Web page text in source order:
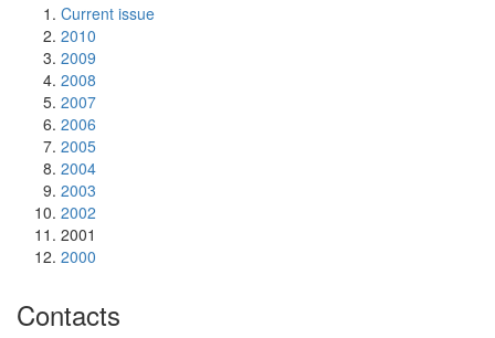
Current issue
2010
2009
2008
2007
2006
2005
2004
2003
2002
2001
2000
Contacts